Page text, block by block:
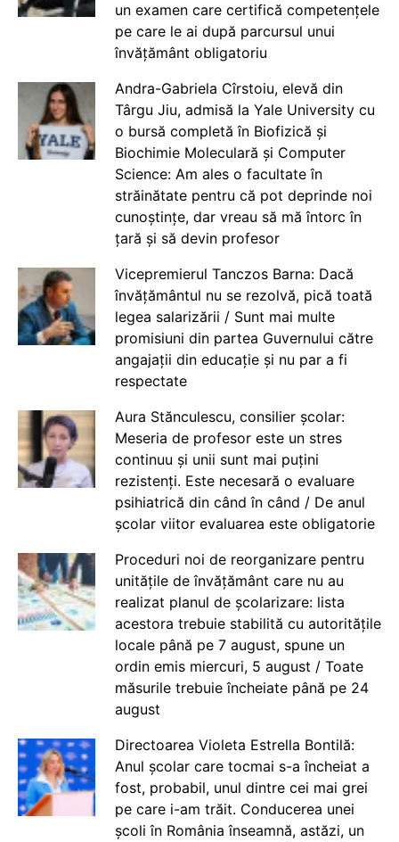
un examen care certifică competențele
pe care le ai după parcursul unui
învățământ obligatoriu
Andra-Gabriela Cîrstoiu, elevă din
Târgu Jiu, admisă la Yale University cu
o bursă completă în Biofizică și
Biochimie Moleculară și Computer
Science: Am ales o facultate în
străinătate pentru că pot deprinde noi
cunoștințe, dar vreau să mă întorc în
țară și să devin profesor
Vicepremierul Tanczos Barna: Dacă
învățământul nu se rezolvă, pică toată
legea salarizării / Sunt mai multe
promisiuni din partea Guvernului către
angajații din educație și nu par a fi
respectate
Aura Stănculescu, consilier școlar:
Meseria de profesor este un stres
continuu și unii sunt mai puțini
rezistenți. Este necesară o evaluare
psihiatrică din când în când / De anul
școlar viitor evaluarea este obligatorie
Proceduri noi de reorganizare pentru
unitățile de învățământ care nu au
realizat planul de școlarizare: lista
acestora trebuie stabilită cu autoritățile
locale până pe 7 august, spune un
ordin emis miercuri, 5 august / Toate
măsurile trebuie încheiate până pe 24
august
Directoarea Violeta Estrella Bontilă:
Anul școlar care tocmai s-a încheiat a
fost, probabil, unul dintre cei mai grei
pe care i-am trăit. Conducerea unei
școli în România înseamnă, astăzi, un